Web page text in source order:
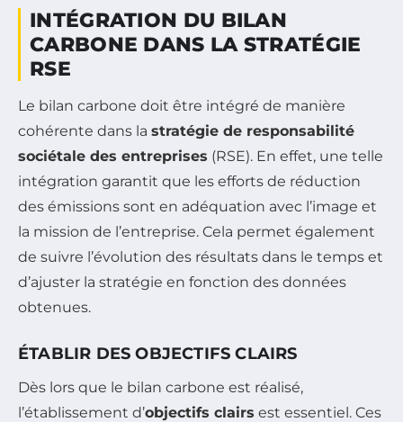
INTÉGRATION DU BILAN
CARBONE DANS LA STRATÉGIE
RSE
Le bilan carbone doit être intégré de manière
cohérente dans la stratégie de responsabilité
sociétale des entreprises (RSE). En effet, une telle
intégration garantit que les efforts de réduction
des émissions sont en adéquation avec l’image et
la mission de l’entreprise. Cela permet également
de suivre l’évolution des résultats dans le temps et
d’ajuster la stratégie en fonction des données
obtenues.
ÉTABLIR DES OBJECTIFS CLAIRS
Dès lors que le bilan carbone est réalisé,
l’établissement d’objectifs clairs est essentiel. Ces